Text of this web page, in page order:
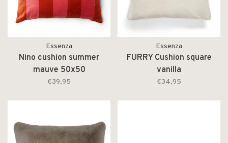
Essenza
Nino cushion summer
mauve 50x50
€39,95
Essenza
FURRY Cushion square
vanilla
€34,95